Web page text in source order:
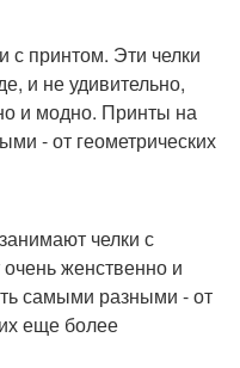
с принтом. Эти челки
и не удивительно,
и модно. Принты на
- от геометрических
челки с
женственно и
самыми разными - от
еще более